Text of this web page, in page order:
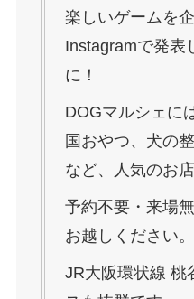
楽しいゲームを
Instagramで発表
に！
DOGマルシェに
国おやつ、犬の
など、人気のお
予約不要・来場
お越しください。
JR大阪環状線 桃